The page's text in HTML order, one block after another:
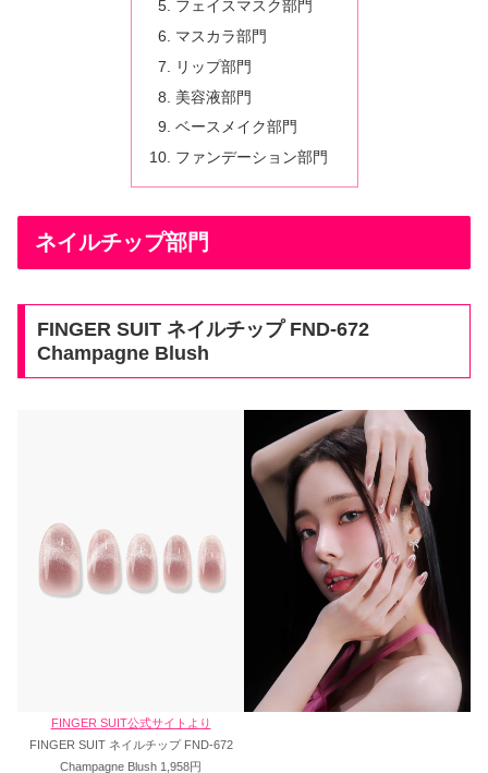
フェイスマスク部門
マスカラ部門
リップ部門
美容液部門
ベースメイク部門
ファンデーション部門
ネイルチップ部門
FINGER SUIT ネイルチップ FND-672
Champagne Blush
FINGER SUIT公式サイトより
FINGER SUIT ネイルチップ FND-672
Champagne Blush 1,958円